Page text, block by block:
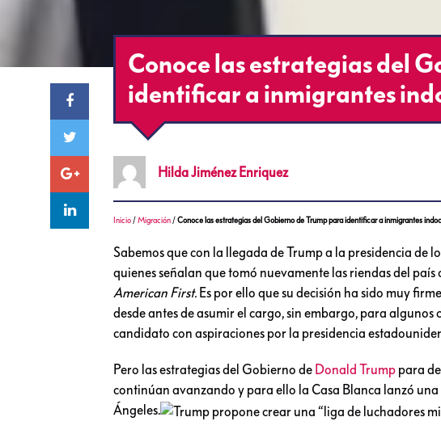
Conoce las estrategias del
identificar a inmigrantes
HildaJiménez Enriquez
Inicio /Migración /Conoce las estrategias del Gobierno de Trump para identificar a inmigrantes
Sabemos que con la llegada de Trump a la presidencia de
quienes señalan que tomó nuevamente las riendas del
American First. Es por ello que su decisión ha sido muy
desde antes de asumir el cargo, sin embargo, para
candidato con aspiraciones por la presidencia
Pero las estrategias del Gobierno de Donald Trump para
continúan avanzando y para ello la Casa Blanca lanzó
Ángeles.